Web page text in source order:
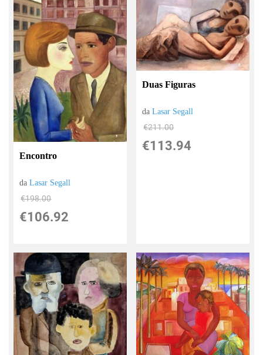
Encontro
daLasar Segall
€198.00
€106.92
Duas Figuras
daLasar Segall
€211.00
€113.94